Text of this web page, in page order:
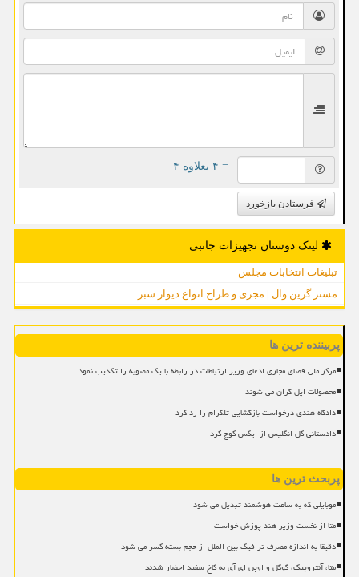
= ۴ بعلاوه ۴
فرستادن بازخورد
لینک دوستان تجهیزات جانبی
تبلیغات انتخابات مجلس
مستر گرین وال | مجری و طراح انواع دیوار سبز
پربیننده ترین ها
مرکز ملی فضای مجازی ادعای وزیر ارتباطات در رابطه با یک مصوبه را تکذیب نمود
محصولات اپل گران می شوند
دادگاه هندی درخواست بازگشایی تلگرام را رد کرد
دادستانی کل انگلیس از ایکس کوچ کرد
پربحث ترین ها
موبایلی که به ساعت هوشمند تبدیل می شود
متا از نخست وزیر هند پوزش خواست
دقیقا به اندازه مصرف ترافیک بین الملل از حجم بسته کسر می شود
متا، آنتروپیک، گوگل و اوپن ای آی به کاخ سفید احضار شدند